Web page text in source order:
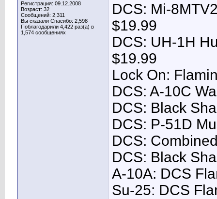
Регистрация: 09.12.2008
Возраст: 32
Сообщений: 2,311
Вы сказали Спасибо: 2,598
Поблагодарили 4,422 раз(а) в
1,574 сообщениях
DCS: Mi-
$19.99
DCS: UH-1H
$19.99
Lock On:
DCS: A-10C
DCS: Black
DCS: P-51D
DCS:
DCS: Black
A-10A: DCS
Su-25: DCS